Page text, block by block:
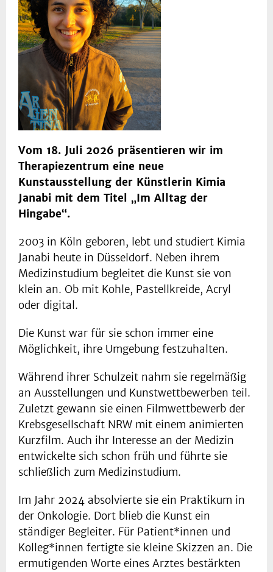
Vom 18. Juli 2026 präsentieren wir im
Therapiezentrum eine neue
Kunstausstellung der Künstlerin Kimia
Janabi mit dem Titel „Im Alltag der
Hingabe“.
2003 in Köln geboren, lebt und studiert Kimia
Janabi heute in Düsseldorf. Neben ihrem
Medizinstudium begleitet die Kunst sie von
klein an. Ob mit Kohle, Pastellkreide, Acryl
oder digital.
Die Kunst war für sie schon immer eine
Möglichkeit, ihre Umgebung festzuhalten.
Während ihrer Schulzeit nahm sie regelmäßig
an Ausstellungen und Kunstwettbewerben teil.
Zuletzt gewann sie einen Filmwettbewerb der
Krebsgesellschaft NRW mit einem animierten
Kurzfilm. Auch ihr Interesse an der Medizin
entwickelte sich schon früh und führte sie
schließlich zum Medizinstudium.
Im Jahr 2024 absolvierte sie ein Praktikum in
der Onkologie. Dort blieb die Kunst ein
ständiger Begleiter. Für Patient*innen und
Kolleg*innen fertigte sie kleine Skizzen an. Die
ermutigenden Worte eines Arztes bestärkten